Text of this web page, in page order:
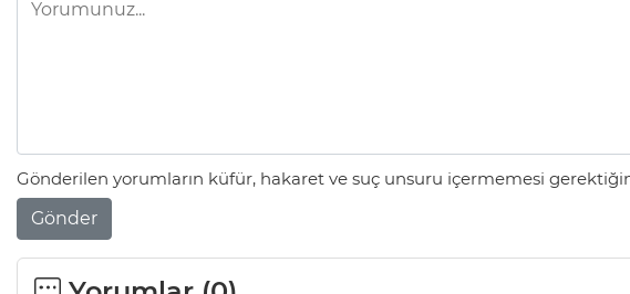
Gönderilen yorumların küfür, hakaret ve suç unsuru içermemesi
Gönder